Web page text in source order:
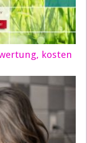
kosten